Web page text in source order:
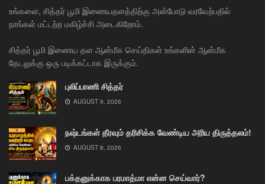
உங்களை, சித்தர் பூமி இணையதளத்திற்கு அன்போடு வரவேற்பதில்
நாங்கள் மட்டற்ற மகிழ்ச்சி அடைகிறோம்.
சித்தர் பூமி இணைய தள ஆன்மீக செய்திகள் உங்களின் ஆன்மீக
தேடலுக்கு ஒரு படிக்கட்டாக இருக்கும்.
புலிப்பாணி சித்தர்
AUGUST 9, 2026
நஷ்டங்கள் தீரவும் தரிசிக்க வேண்டிய அரிய திருத்தலம்!
AUGUST 8, 2026
பக்தனுக்காக பரமாத்மா என்ன செய்வார்?